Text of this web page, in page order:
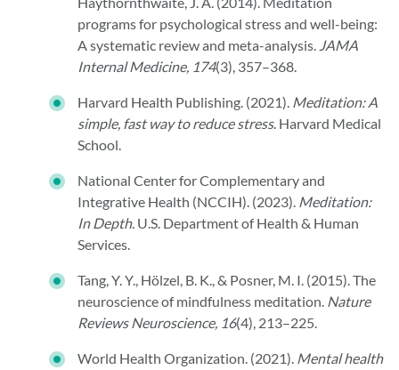
programs for psychological stress and well-being:
A systematic review and meta-analysis. JAMA
Internal Medicine, 174(3), 357–368.
Harvard Health Publishing. (2021). Meditation: A
simple, fast way to reduce stress. Harvard Medical
School.
National Center for Complementary and
Integrative Health (NCCIH). (2023). Meditation:
In Depth. U.S. Department of Health & Human
Services.
Tang, Y. Y., Hölzel, B. K., & Posner, M. I. (2015). The
neuroscience of mindfulness meditation. Nature
Reviews Neuroscience, 16(4), 213–225.
World Health Organization. (2021). Mental health